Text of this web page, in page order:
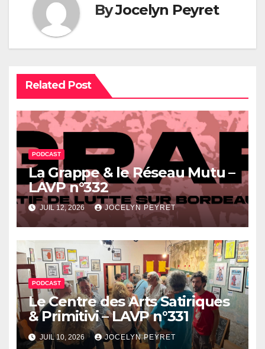
ByJocelyn Peyret
Related Post
PODCAST
La Grappe & le Réseau Mutu –
LAVP n°332
JUIL 12, 2026 JOCELYN PEYRET
PODCAST
Le Centre des Arts Satiriques
& Primitivi – LAVP n°331
JUIL 10, 2026 JOCELYN PEYRET